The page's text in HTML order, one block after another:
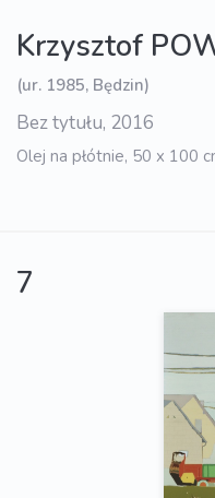
Krzysztof
(ur. 1985, Będzin)
Bez tytułu, 2016
Olej na płótnie, 50 x 100
7